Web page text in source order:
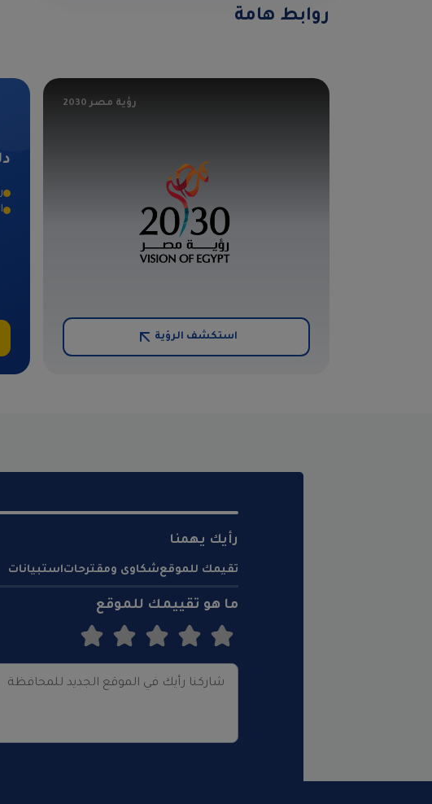
روابط هامة
رؤية مصر 2030
استكشف الرؤية
رأيك يهمنا
تقيمك للموقعشكاوى ومقترحاتاستبيانات
ما هو تقييمك للموقع